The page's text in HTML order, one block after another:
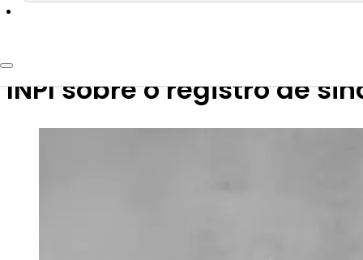
3 de março de 2026
Slogan pode ser
INPI sobre o registro de